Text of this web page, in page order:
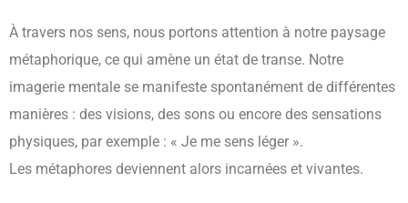
À travers nos sens, nous portons attention à notre paysage
métaphorique, ce qui amène un état de transe. Notre
imagerie mentale se manifeste spontanément de différentes
manières : des visions, des sons ou encore des sensations
physiques, par exemple : « Je me sens léger ».
Les métaphores deviennent alors incarnées et vivantes.